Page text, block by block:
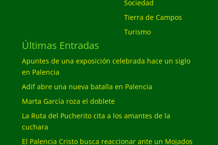
Sociedad
Tierra de Campos
Turismo
Últimas Entradas
Apuntes de una exposición celebrada hace un siglo
en Palencia
Adif abre una nueva batalla en Palencia
Marta García roza el doblete
La Ruta del Pucherito cita a los amantes de la
cuchara
El Palencia Cristo busca reaccionar ante un Mojados